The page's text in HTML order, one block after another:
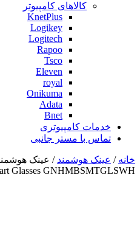
کالاهای کامپیوتر
KnetPlus
Logikey
Logitech
Rapoo
Tsco
Eleven
royal
Onikuma
Adata
Bnet
خدمات کامپیوتری
تماس با مستر جانبی
خانه / عینک هوشمند
Glasses GNHMBSMTGLSWH